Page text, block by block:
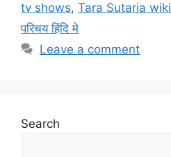
tv shows, Tara Sutaria wiki
परिचय हिंदि मे
Leave a comment
Search